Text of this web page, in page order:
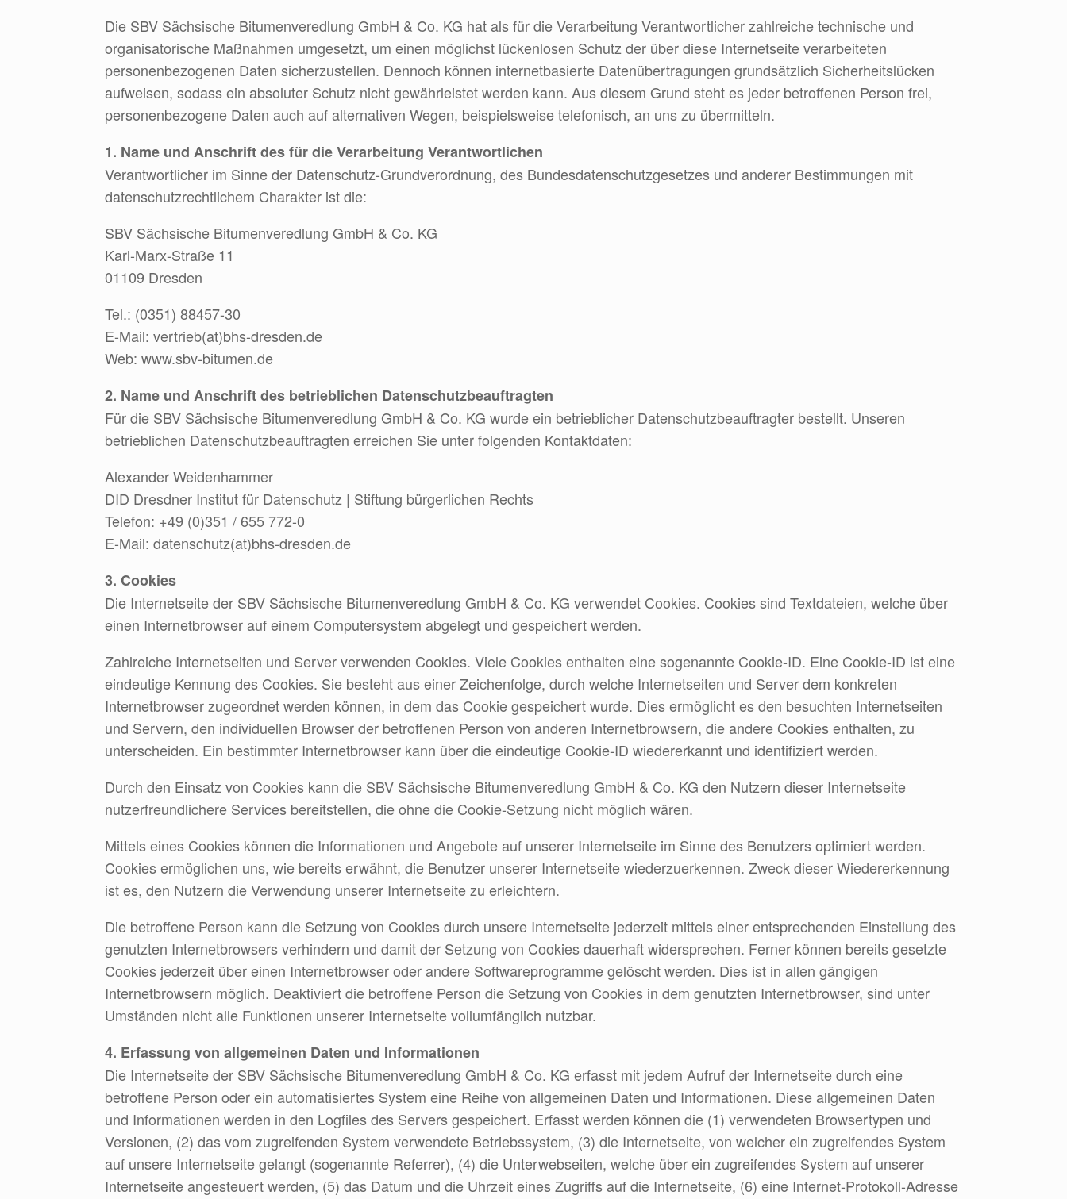
Die SBV Sächsische Bitumenveredlung GmbH & Co. KG hat als für die Verarbeitung Verantwortlicher zahlreiche technische und
organisatorische Maßnahmen umgesetzt, um einen möglichst lückenlosen Schutz der über diese Internetseite verarbeiteten
personenbezogenen Daten sicherzustellen. Dennoch können internetbasierte Datenübertragungen grundsätzlich Sicherheitslücken
aufweisen, sodass ein absoluter Schutz nicht gewährleistet werden kann. Aus diesem Grund steht es jeder betroffenen Person frei,
personenbezogene Daten auch auf alternativen Wegen, beispielsweise telefonisch, an uns zu übermitteln.
1. Name und Anschrift des für die Verarbeitung Verantwortlichen
Verantwortlicher im Sinne der Datenschutz-Grundverordnung, des Bundesdatenschutzgesetzes und anderer Bestimmungen mit
datenschutzrechtlichem Charakter ist die:
SBV Sächsische Bitumenveredlung GmbH & Co. KG
Karl-Marx-Straße 11
01109 Dresden
Tel.: (0351) 88457-30
E-Mail: vertrieb(at)bhs-dresden.de
Web: www.sbv-bitumen.de
2. Name und Anschrift des betrieblichen Datenschutzbeauftragten
Für die SBV Sächsische Bitumenveredlung GmbH & Co. KG wurde ein betrieblicher Datenschutzbeauftragter bestellt. Unseren
betrieblichen Datenschutzbeauftragten erreichen Sie unter folgenden Kontaktdaten:
Alexander Weidenhammer
DID Dresdner Institut für Datenschutz | Stiftung bürgerlichen Rechts
Telefon: +49 (0)351 / 655 772-0
E-Mail: datenschutz(at)bhs-dresden.de
3. Cookies
Die Internetseite der SBV Sächsische Bitumenveredlung GmbH & Co. KG verwendet Cookies. Cookies sind Textdateien, welche über
einen Internetbrowser auf einem Computersystem abgelegt und gespeichert werden.
Zahlreiche Internetseiten und Server verwenden Cookies. Viele Cookies enthalten eine sogenannte Cookie-ID. Eine Cookie-ID ist eine
eindeutige Kennung des Cookies. Sie besteht aus einer Zeichenfolge, durch welche Internetseiten und Server dem konkreten
Internetbrowser zugeordnet werden können, in dem das Cookie gespeichert wurde. Dies ermöglicht es den besuchten Internetseiten
und Servern, den individuellen Browser der betroffenen Person von anderen Internetbrowsern, die andere Cookies enthalten, zu
unterscheiden. Ein bestimmter Internetbrowser kann über die eindeutige Cookie-ID wiedererkannt und identifiziert werden.
Durch den Einsatz von Cookies kann die SBV Sächsische Bitumenveredlung GmbH & Co. KG den Nutzern dieser Internetseite
nutzerfreundlichere Services bereitstellen, die ohne die Cookie-Setzung nicht möglich wären.
Mittels eines Cookies können die Informationen und Angebote auf unserer Internetseite im Sinne des Benutzers optimiert werden.
Cookies ermöglichen uns, wie bereits erwähnt, die Benutzer unserer Internetseite wiederzuerkennen. Zweck dieser Wiedererkennung
ist es, den Nutzern die Verwendung unserer Internetseite zu erleichtern.
Die betroffene Person kann die Setzung von Cookies durch unsere Internetseite jederzeit mittels einer entsprechenden Einstellung des
genutzten Internetbrowsers verhindern und damit der Setzung von Cookies dauerhaft widersprechen. Ferner können bereits gesetzte
Cookies jederzeit über einen Internetbrowser oder andere Softwareprogramme gelöscht werden. Dies ist in allen gängigen
Internetbrowsern möglich. Deaktiviert die betroffene Person die Setzung von Cookies in dem genutzten Internetbrowser, sind unter
Umständen nicht alle Funktionen unserer Internetseite vollumfänglich nutzbar.
4. Erfassung von allgemeinen Daten und Informationen
Die Internetseite der SBV Sächsische Bitumenveredlung GmbH & Co. KG erfasst mit jedem Aufruf der Internetseite durch eine
betroffene Person oder ein automatisiertes System eine Reihe von allgemeinen Daten und Informationen. Diese allgemeinen Daten
und Informationen werden in den Logfiles des Servers gespeichert. Erfasst werden können die (1) verwendeten Browsertypen und
Versionen, (2) das vom zugreifenden System verwendete Betriebssystem, (3) die Internetseite, von welcher ein zugreifendes System
auf unsere Internetseite gelangt (sogenannte Referrer), (4) die Unterwebseiten, welche über ein zugreifendes System auf unserer
Internetseite angesteuert werden, (5) das Datum und die Uhrzeit eines Zugriffs auf die Internetseite, (6) eine Internet-Protokoll-Adresse